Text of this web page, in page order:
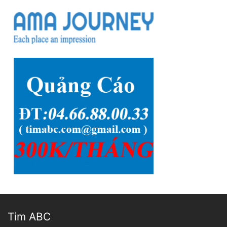
Tim ABC